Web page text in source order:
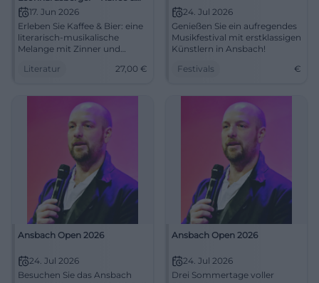
Bier17. Jun 2026
Erleben Sie Kaffee & Bier: eine
literarisch-musikalische
Melange mit Zinner und
pointiert, nahbar. Ein Abend
Wirtshauspoesie und
erstklassiger Lesungs-
Atmosphäre.
Literatur 27,00 €
24. Jul 2026
Genießen Sie ein aufregendes
Musikfestival mit erstklassigen
Künstlern in Ansbach!
Festivals
€
Ansbach Open 2026
24. Jul 2026
Besuchen Sie das Ansbach
Ansbach Open 2026
24. Jul 2026
Drei Sommertage voller